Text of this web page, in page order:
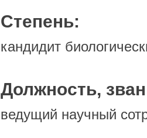
Степень:
кандидит
Должность,
ведущий научный